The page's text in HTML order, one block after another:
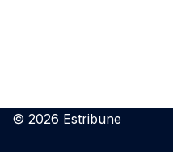
© 2026 Estribune